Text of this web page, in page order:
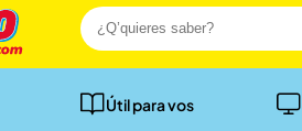
Útil para vos